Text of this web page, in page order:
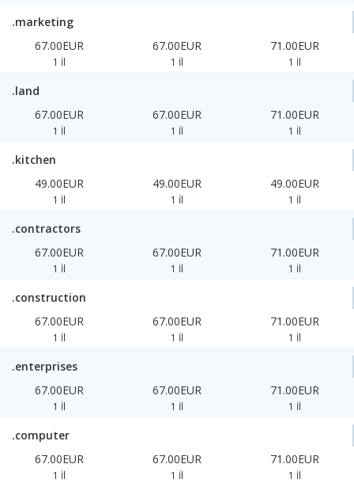
.marketing
67.00EUR
1 İl
67.00EUR
1 İl
71.00EUR
1 İl
.land
67.00EUR
1 İl
67.00EUR
1 İl
71.00EUR
1 İl
.kitchen
49.00EUR
1 İl
49.00EUR
1 İl
49.00EUR
1 İl
.contractors
67.00EUR
1 İl
67.00EUR
1 İl
71.00EUR
1 İl
.construction
67.00EUR
1 İl
67.00EUR
1 İl
71.00EUR
1 İl
.enterprises
67.00EUR
1 İl
67.00EUR
1 İl
71.00EUR
1 İl
.computer
67.00EUR
1 İl
67.00EUR
1 İl
71.00EUR
1 İl